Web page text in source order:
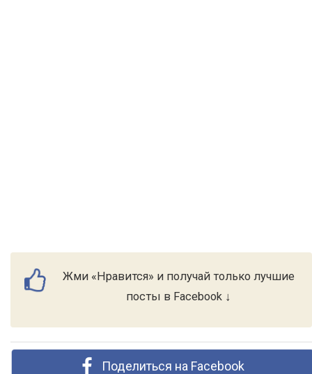
Жми «Нравится» и получай только лучшие
посты в Facebook ↓
Поделиться на Facebook